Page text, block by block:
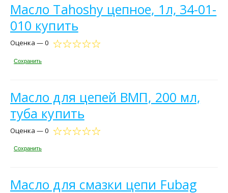
Масло Tahoshy цепное, 1л, 34-01-
010 купить
Оценка — 0
Сохранить
Масло для цепей ВМП, 200 мл,
туба купить
Оценка — 0
Сохранить
Масло для смазки цепи Fubag